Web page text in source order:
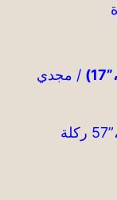
/ مجدي
أهداف المنصورة : رضا العيساوي (“40،”57 ركلة